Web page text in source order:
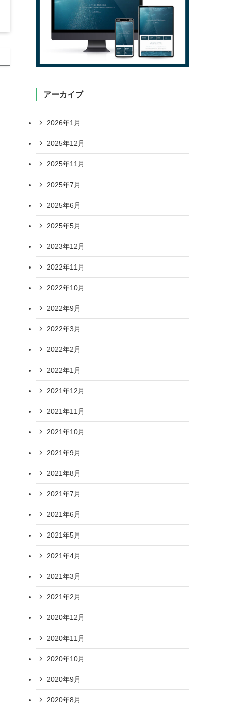
アーカイブ
2026年1月
2025年12月
2025年11月
2025年7月
2025年6月
2025年5月
2023年12月
2022年11月
2022年10月
2022年9月
2022年3月
2022年2月
2022年1月
2021年12月
2021年11月
2021年10月
2021年9月
2021年8月
2021年7月
2021年6月
2021年5月
2021年4月
2021年3月
2021年2月
2020年12月
2020年11月
2020年10月
2020年9月
2020年8月